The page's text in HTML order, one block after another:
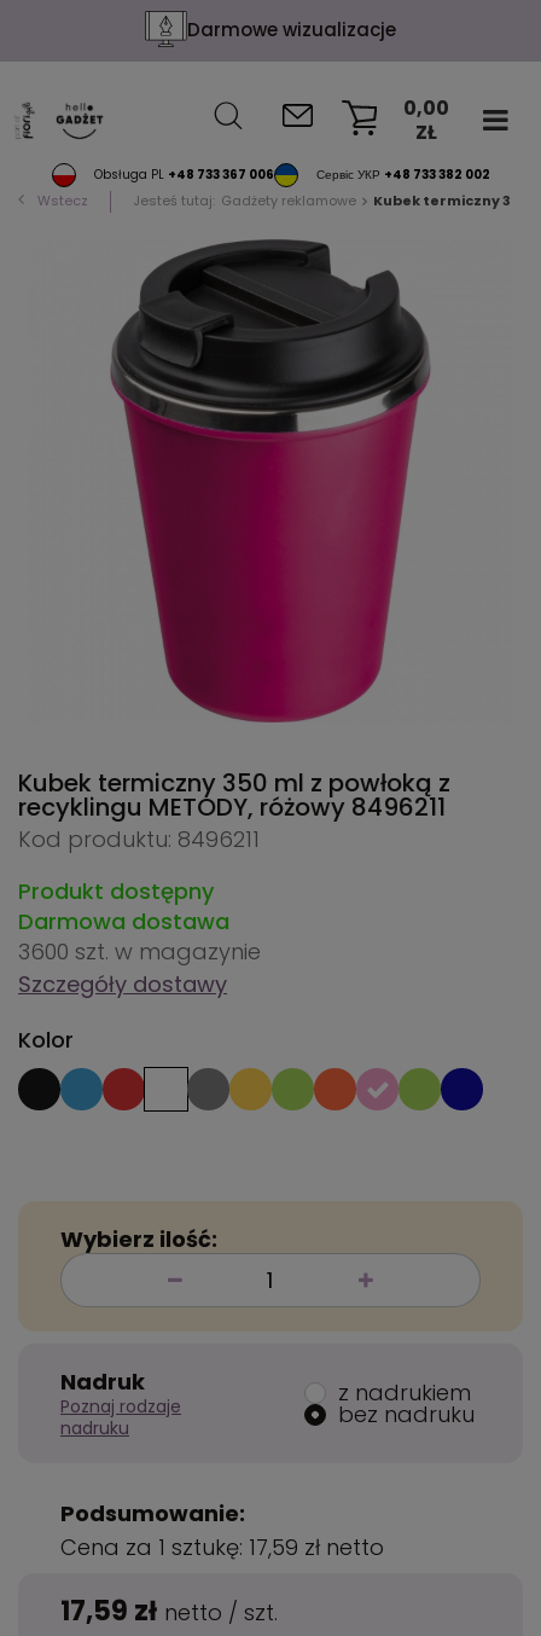
Darmowe wizualizacje
Obsługa PL +48 733 367 006 Сервіс УКР +48 733 382 002
0,00
ZŁ
Wstecz Jesteś tutaj: Gadżety reklamowe Kubek termiczny 350
Kubek termiczny 350 ml z powłoką z
recyklingu METODY, różowy 8496211
Kod produktu: 8496211
Produkt dostępny
Darmowa dostawa
3600 szt. w magazynie
Szczegóły dostawy
Kolor
Wybierz ilość:
Nadruk
Poznaj rodzaje
nadruku
z nadrukiem
bez nadruku
Podsumowanie:
Cena za 1 sztukę: 17,59 zł netto
17,59 zł netto / szt.